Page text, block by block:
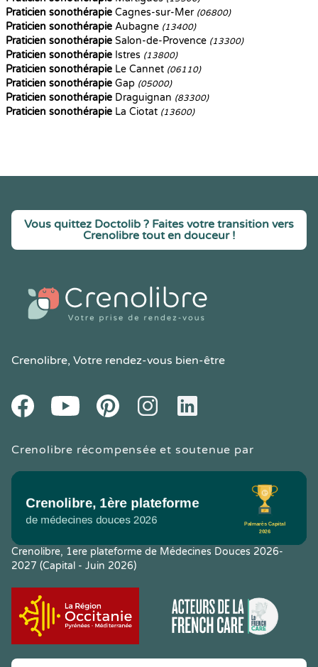
Praticien sonothérapie Cagnes-sur-Mer (06800)
Praticien sonothérapie Aubagne (13400)
Praticien sonothérapie Salon-de-Provence (13300)
Praticien sonothérapie Istres (13800)
Praticien sonothérapie Le Cannet (06110)
Praticien sonothérapie Gap (05000)
Praticien sonothérapie Draguignan (83300)
Praticien sonothérapie La Ciotat (13600)
Vous quittez Doctolib ? Faites votre transition vers
Crenolibre tout en douceur !
Crenolibre, Votre rendez-vous bien-être
FacebookYoutube PinteresetInstagramLinkedIn
Crenolibre récompensée et soutenue par
Crenolibre, 1ere plateforme de Médecines Douces 2026-
2027 (Capital - Juin 2026)